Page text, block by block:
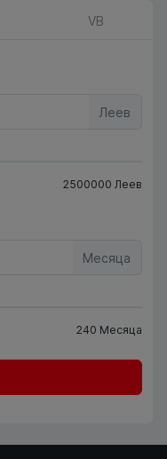
VB
Леев
2500000 Леев
Месяца
240 Месяца